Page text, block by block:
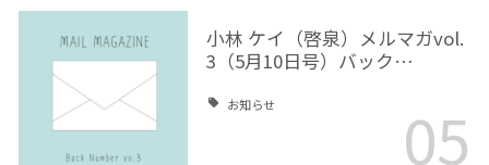
小林 ケイ（啓泉）メルマガvol.
3（5月10日号）バック…
お知らせ 05